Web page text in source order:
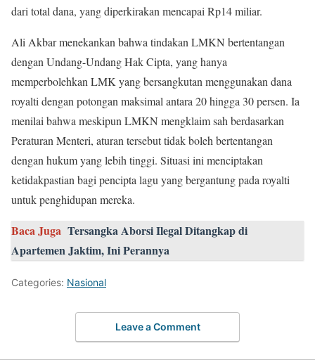
dari total dana, yang diperkirakan mencapai Rp14 miliar.
Ali Akbar menekankan bahwa tindakan LMKN bertentangan
dengan Undang-Undang Hak Cipta, yang hanya
memperbolehkan LMK yang bersangkutan menggunakan dana
royalti dengan potongan maksimal antara 20 hingga 30 persen. Ia
menilai bahwa meskipun LMKN mengklaim sah berdasarkan
Peraturan Menteri, aturan tersebut tidak boleh bertentangan
dengan hukum yang lebih tinggi. Situasi ini menciptakan
ketidakpastian bagi pencipta lagu yang bergantung pada royalti
untuk penghidupan mereka.
Baca Juga Tersangka Aborsi Ilegal Ditangkap di
Apartemen Jaktim, Ini Perannya
Categories: Nasional
Leave a Comment